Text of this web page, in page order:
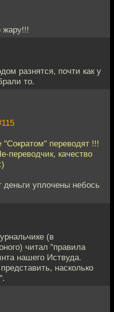
жару!!!
разнятся, почти как у
то.
переводят !!!
переводчик, качество
деньги уплочены небось
(в
читал "правила
нашего Иствуда.
насколько